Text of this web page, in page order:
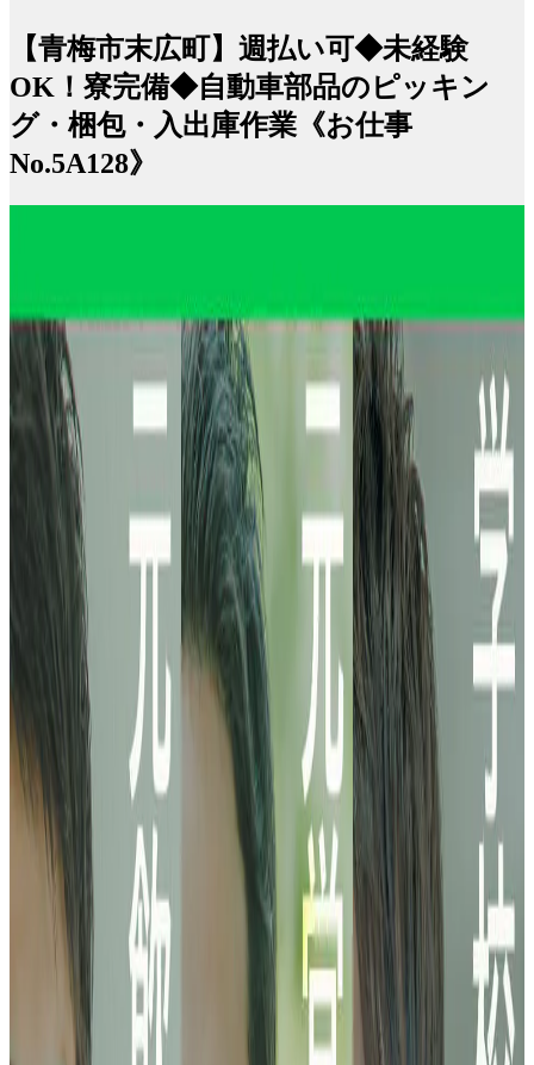
【青梅市末広町】週払い可◆未経験
OK！寮完備◆自動車部品のピッキン
グ・梱包・入出庫作業《お仕事
No.5A128》